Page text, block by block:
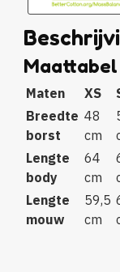
Maattabel
Maten XS
Breedte
borst
48
cm
Lengte
body
64
cm
Lengte
mouw
59,5
cm